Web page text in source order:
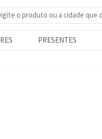
de produtos
PRESENTES